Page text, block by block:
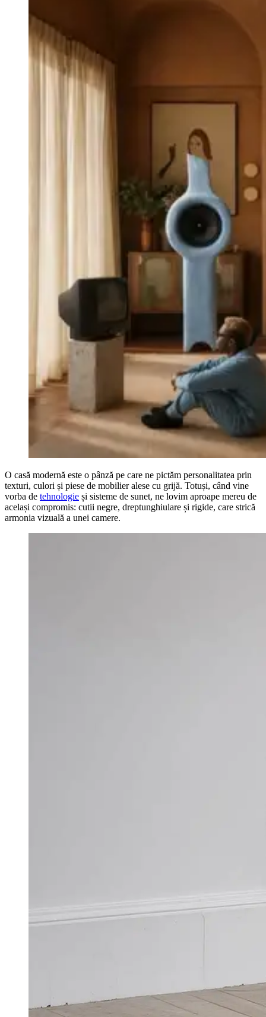
O casă modernă este o pânză pe care ne pictăm personalitatea prin
texturi, culori și piese de mobilier alese cu grijă. Totuși, când vine
vorba de tehnologie și sisteme de sunet, ne lovim aproape mereu de
același compromis: cutii negre, dreptunghiulare și rigide, care strică
armonia vizuală a unei camere.